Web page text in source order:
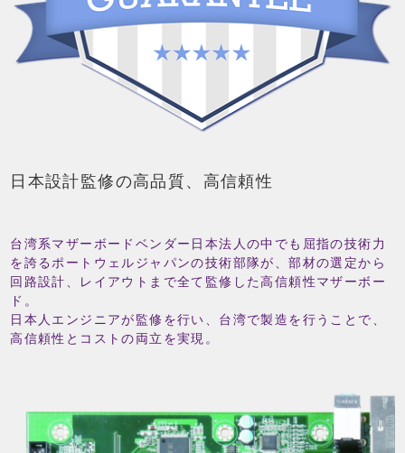
日本設計監修の高品質、高信頼性
台湾系マザーボードベンダー日本法人の中でも屈指の技術力
を誇るポートウェルジャパンの技術部隊が、部材の選定から
回路設計、レイアウトまで全て監修した高信頼性マザーボー
ド。
日本人エンジニアが監修を行い、台湾で製造を行うことで、
高信頼性とコストの両立を実現。